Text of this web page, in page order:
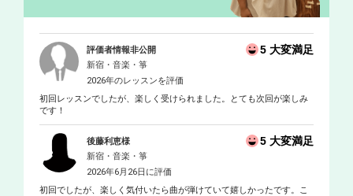
評価者情報非公開 5 大変満足
新宿・音楽・箏
2026年のレッスンを評価
初回レッスンでしたが、楽しく受けられました。とても次回が楽しみ
です！
後藤利恵様 5 大変満足
新宿・音楽・箏
2026年6月26日に評価
初回でしたが、楽しく気付いたら曲が弾けていて嬉しかったです。こ